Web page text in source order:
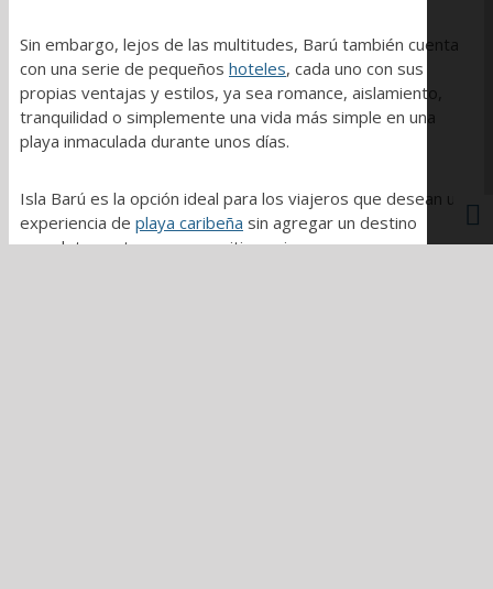
Sin embargo, lejos de las multitudes, Barú también cuenta
con una serie de pequeños hoteles, cada uno con sus
propias ventajas y estilos, ya sea romance, aislamiento,
tranquilidad o simplemente una vida más simple en una
playa inmaculada durante unos días.
Isla Barú es la opción ideal para los viajeros que desean una
experiencia de playa caribeña sin agregar un destino
completamente nuevo a su itinerario.